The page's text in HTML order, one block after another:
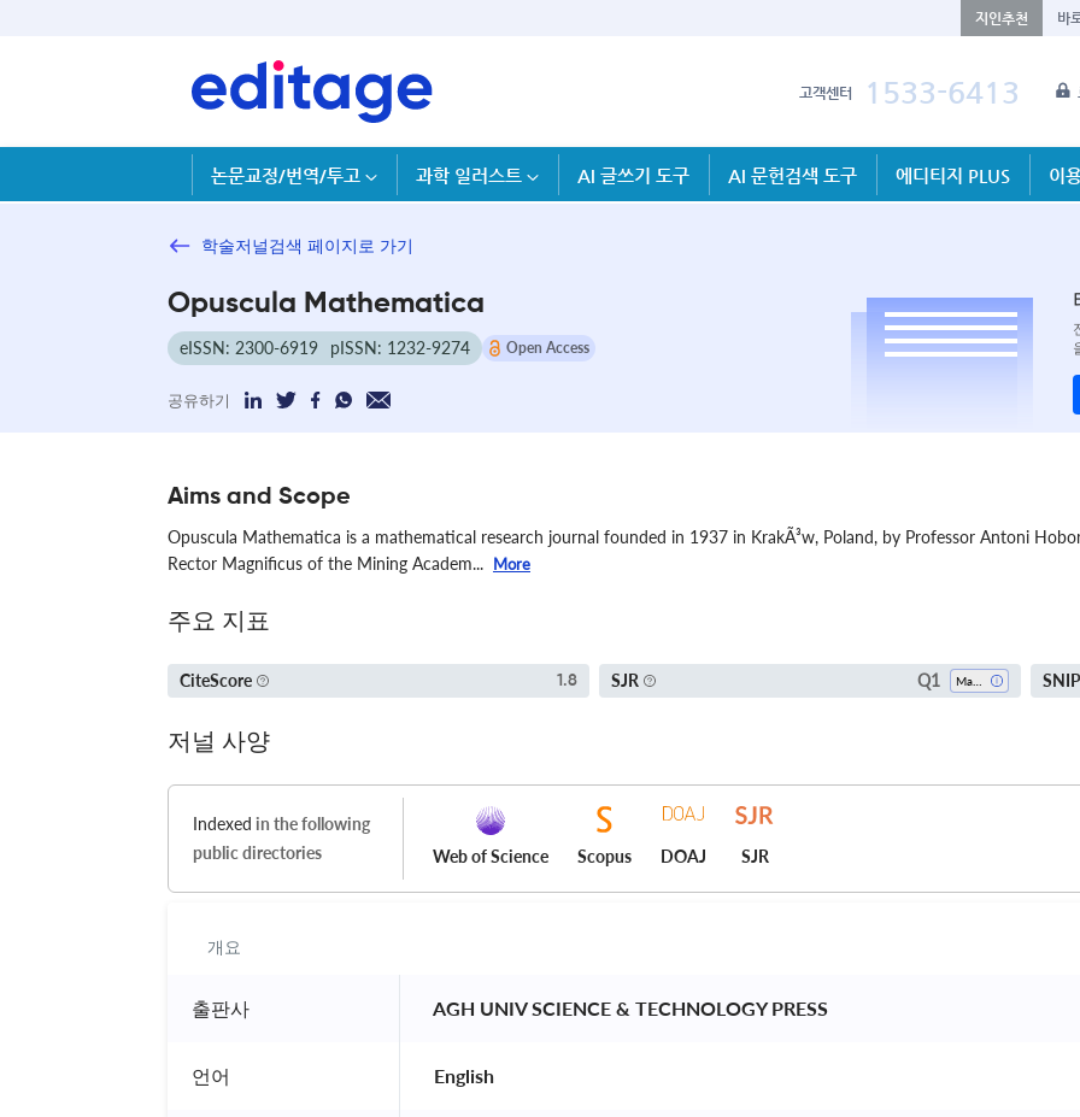
지인추천 바
고객센터 1533-6413
논문교정/번역/투고 과학 일러스트 AI 글쓰기 도구 AI 문헌검색 도구 에디티지 PLUS 이
학술저널검색 페이지로 가기
Opuscula Mathematica
eISSN: 2300-6919 pISSN: 1232-9274 Open Access
공유하기
Aims and Scope
Opuscula Mathematica is a mathematical research journal founded in 1937 in KrakÃ³w, Poland, by Professor Antoni
Rector Magnificus of the Mining Academ... More
주요 지표
CiteScore 1.8 SJR Q1 SNIP
저널 사양
Indexed in the following
public directories
Web of Science Scopus DOAJ SJR
개요
출판사 AGH UNIV SCIENCE & TECHNOLOGY PRESS
언어 English